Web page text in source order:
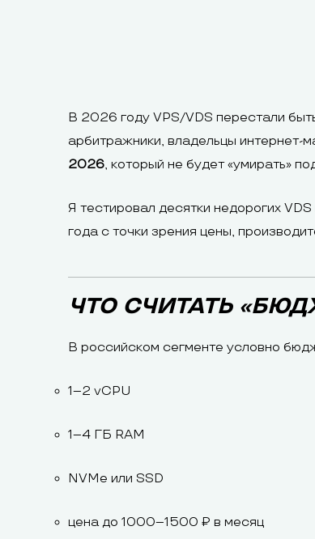
В 2026 году VPS/VDS перестали
арбитражники, владельцы интернет-
2026, который не будет «умирать»
Я тестировал десятки недорогих
года с точки зрения цены,
ЧТО СЧИТАТЬ
В российском сегменте условно
1–2 vCPU
1–4 ГБ RAM
NVMe или SSD
цена до 1000–1500 ₽ в месяц